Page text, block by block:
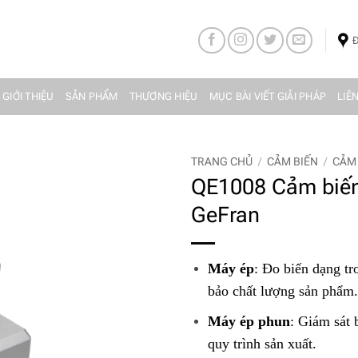
GIỚI THIỆU SẢN PHẨM THƯƠNG HIỆU MỤC BÀI VIẾT GIẢI PHÁP
TRANG CHỦ / CẢM BIẾN /
QE1008 Cảm
GeFran
Máy ép: Đo biến dạng
bảo chất lượng sản phẩm.
Máy ép phun: Giám sát
quy trình sản xuất.